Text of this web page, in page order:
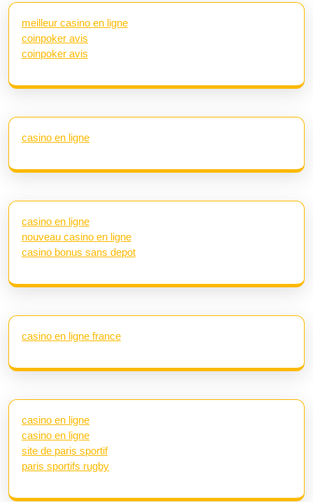
meilleur casino en ligne
coinpoker avis
coinpoker avis
casino en ligne
casino en ligne
nouveau casino en ligne
casino bonus sans depot
casino en ligne france
casino en ligne
casino en ligne
site de paris sportif
paris sportifs rugby